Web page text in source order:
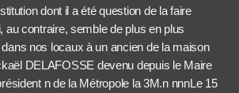
dont il a été question de la faire
au contraire, semble de plus en plus
nos locaux à un ancien de la maison
DELAFOSSE devenu depuis le Maire
n de la Métropole la 3M.n nnnLe 15